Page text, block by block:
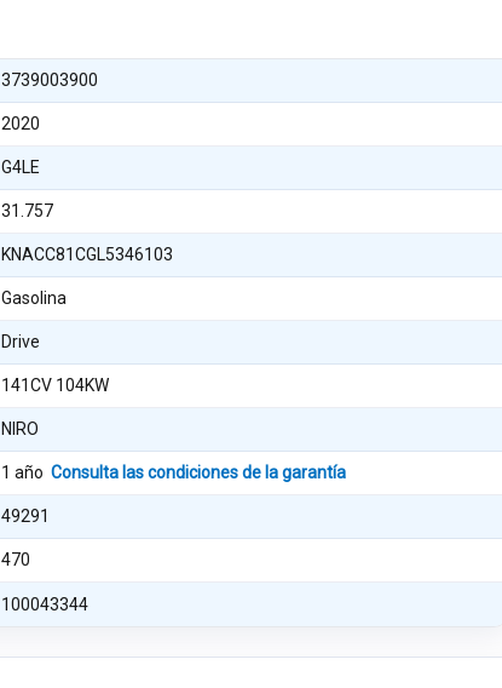
3739003900
2020
G4LE
31.757
KNACC81CGL5346103
Gasolina
Drive
141CV 104KW
NIRO
1 añoConsulta las condiciones de la garantía
49291
470
100043344